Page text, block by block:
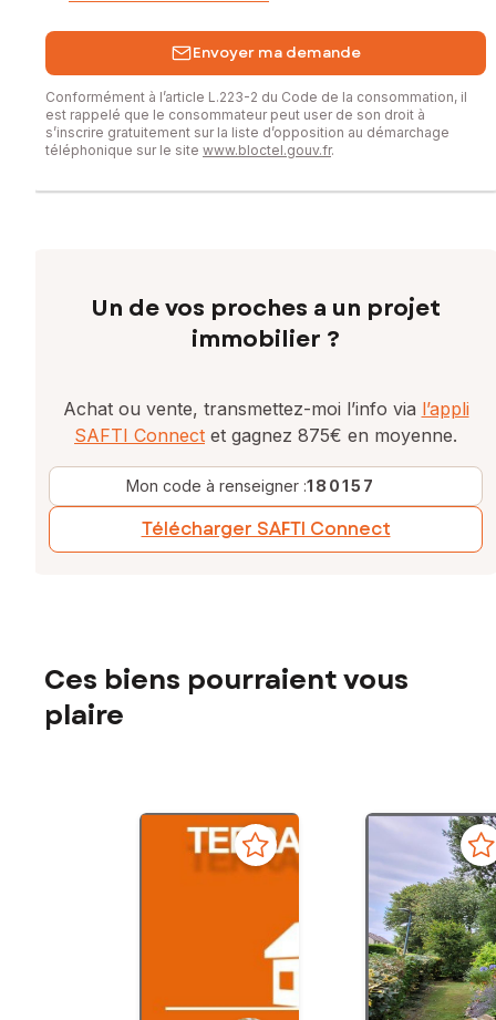
Envoyer ma demande
Conformément à l’article L.223-2 du Code de la consommation, il
est rappelé que le consommateur peut user de son droit à
s’inscrire gratuitement sur la liste d’opposition au démarchage
téléphonique sur le site www.bloctel.gouv.fr.
Un de vos proches a un projet
immobilier ?
Achat ou vente, transmettez-moi l’info via l’appli
SAFTI Connect et gagnez 875€ en moyenne.
Mon code à renseigner :180157
Télécharger SAFTI Connect
Ces biens pourraient vous
plaire